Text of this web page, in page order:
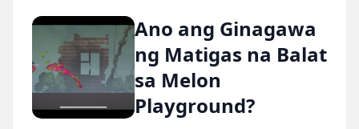
Ano ang Ginagawa
ng Matigas na Balat
sa Melon
Playground?